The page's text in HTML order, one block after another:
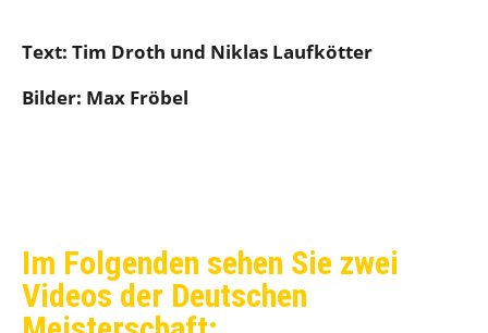
Text: Tim Droth und Niklas Laufkötter
Bilder: Max Fröbel
Im Folgenden sehen Sie zwei
Videos der Deutschen